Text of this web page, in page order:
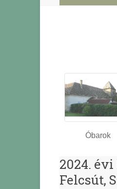
Óbarok
2024.
Felcsút,